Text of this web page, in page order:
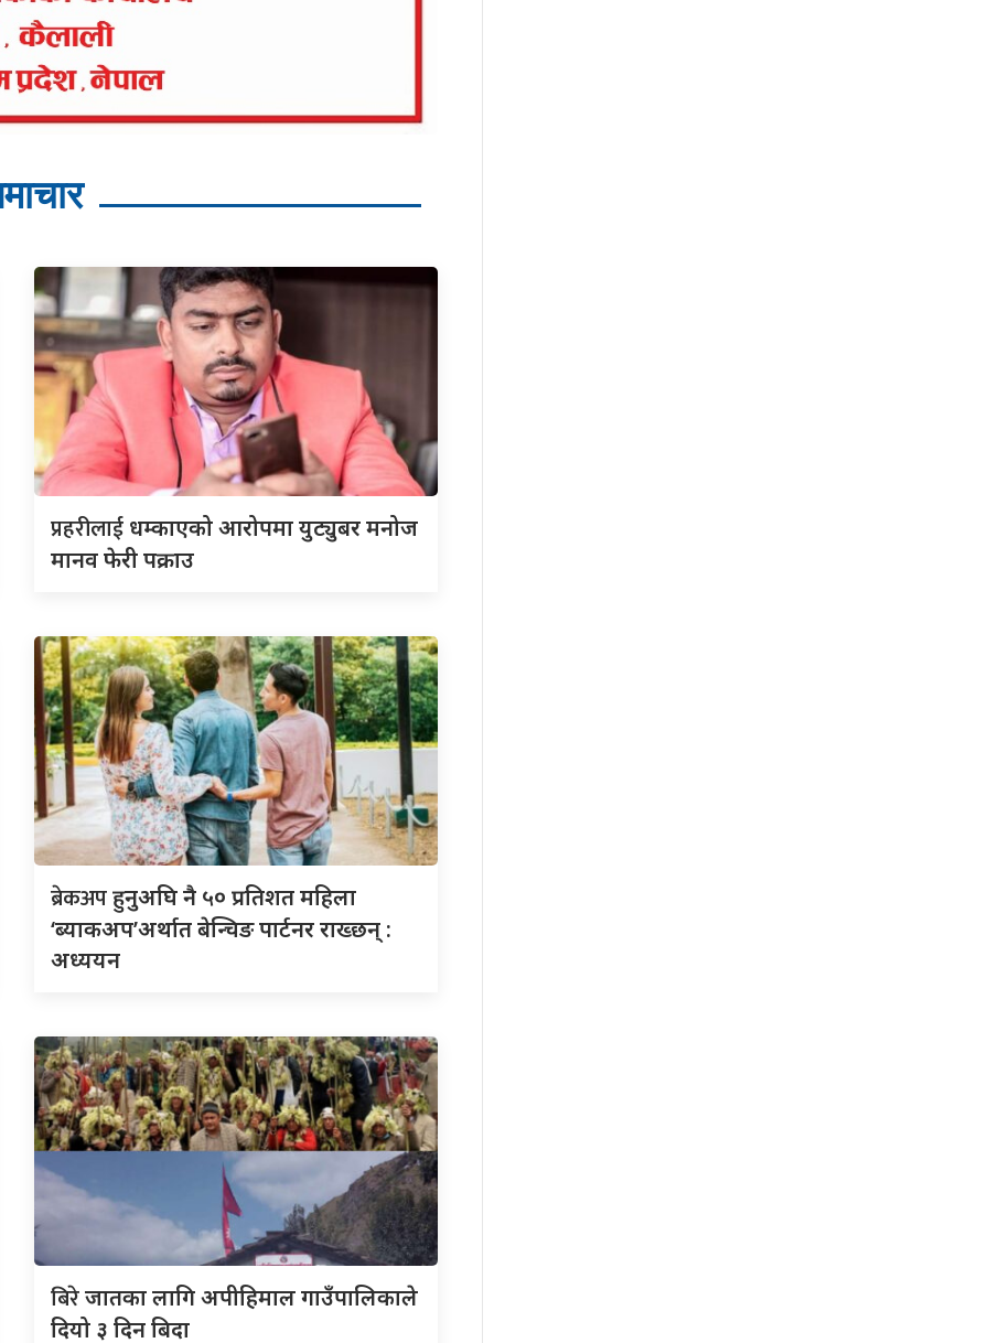
प्रहरीलाई धम्काएको आरोपमा युट्युबर मनोज
मानव फेरी पक्राउ
ब्रेकअपहुनुअघि नै ५० प्रतिशत महिला
‘ब्याकअप’अर्थात बेन्चिङ पार्टनर राख्छन् :
अध्ययन
बिरेजातका लागि अपीहिमाल गाउँपालिकाले
दियो ३ दिन बिदा